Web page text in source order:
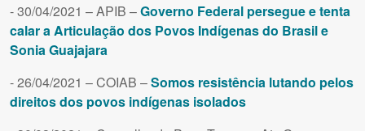
- 30/04/2021 – APIB –Governo Federal persegue e tenta
calar a Articulação dos Povos Indígenas do Brasil e
Sonia Guajajara
- 26/04/2021 – COIAB –Somos resistência lutando pelos
direitos dos povos indígenas isolados